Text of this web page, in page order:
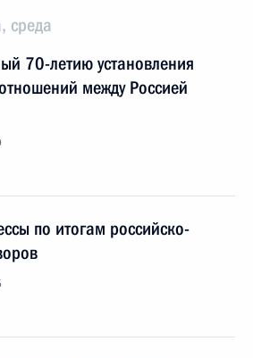
среда
70-летию установления
между Россией
по итогам российско-